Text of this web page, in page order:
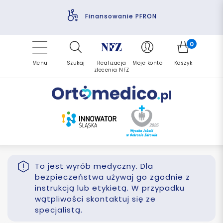
Darmowa dostawa
Pomoc fizjoterapeuty
Finansowanie PFRON
Refundacja NFZ
Zrealizuj zlecenie ponownie
Menu Szukaj
Realizacja
zlecenia NFZ
Moje konto
0
Koszyk
To jest wyrób medyczny. Dla
bezpieczeństwa używaj go zgodnie z
instrukcją lub etykietą. W przypadku
wątpliwości skontaktuj się ze
specjalistą.